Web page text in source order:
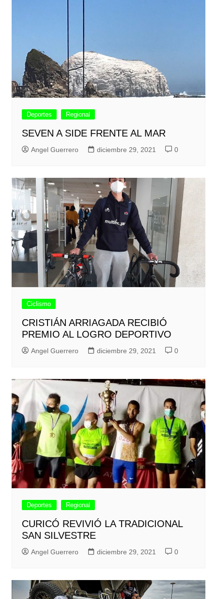
Deportes Regional
SEVEN A SIDE FRENTE AL MAR
Angel Guerrero diciembre 29, 2021 0
Ciclismo
CRISTIÁN ARRIAGADA RECIBIÓ
PREMIO AL LOGRO DEPORTIVO
Angel Guerrero diciembre 29, 2021 0
Deportes Regional
CURICÓ REVIVIÓ LA TRADICIONAL
SAN SILVESTRE
Angel Guerrero diciembre 29, 2021 0